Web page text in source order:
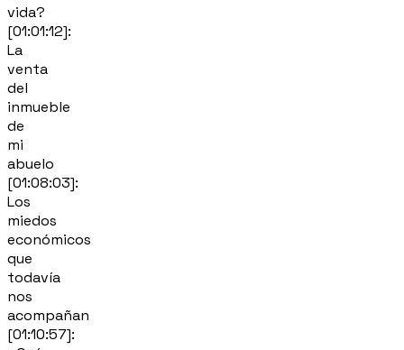
vida?
[01:01:12]:
La
venta
del
inmueble
de
mi
abuelo
[01:08:03]:
Los
miedos
económicos
que
todavía
nos
acompañan
[01:10:57]: